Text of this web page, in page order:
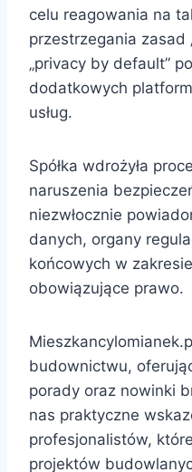
celu reagowania na
przestrzegania zasad
„privacy by default”
dodatkowych
usług.
Spółka wdrożyła
naruszenia
niezwłocznie
danych, organy
końcowych w
obowiązujące prawo.
budownictwu,
porady oraz nowinki
nas praktyczne
profesjonalistów,
projektów